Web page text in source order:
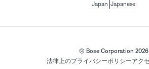
Japan Japanese
© Bose Corporation 2026
法律上のプライバシーポリシーアク